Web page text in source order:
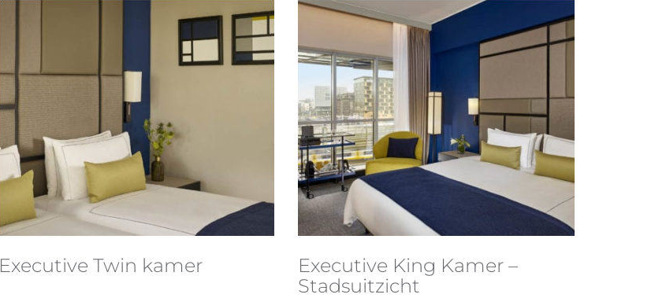
Executive Twin kamer
Executive King Kamer –
Stadsuitzicht